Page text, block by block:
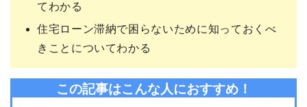
てわかる
住宅ローン滞納で困らないために知っておくべ
きことについてわかる
この記事はこんな人におすすめ！